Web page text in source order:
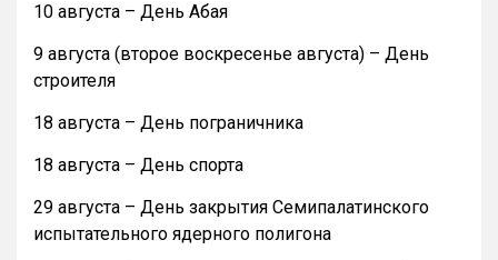
10 августа – День Абая
9 августа (второе воскресенье августа) – День
строителя
18 августа – День пограничника
18 августа – День спорта
29 августа – День закрытия Семипалатинского
испытательного ядерного полигона